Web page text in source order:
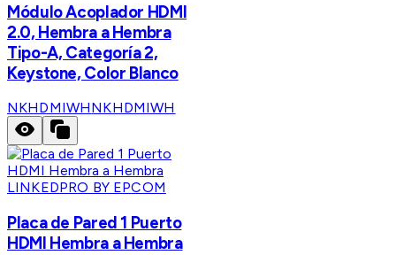
Módulo Acoplador HDMI
2.0, Hembra a Hembra
Tipo-A, Categoría 2,
Keystone, Color Blanco
NKHDMIWHNKHDMIWH
LINKEDPRO BY EPCOM
Placa de Pared 1 Puerto
HDMI Hembra a Hembra